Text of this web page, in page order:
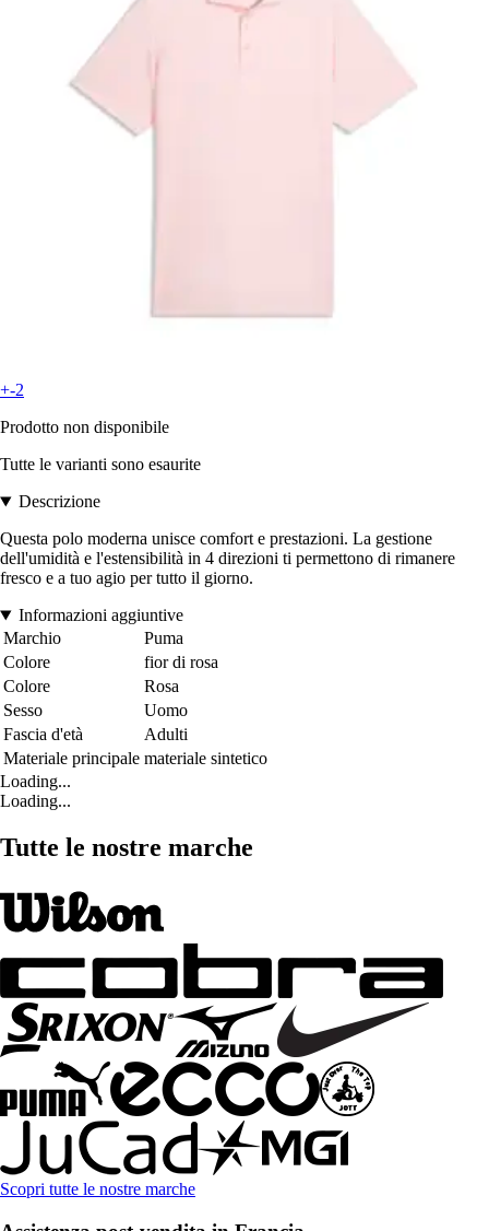
+-2
Prodotto non disponibile
Tutte le varianti sono esaurite
Descrizione
Questa polo moderna unisce comfort e prestazioni. La gestione
dell'umidità e l'estensibilità in 4 direzioni ti permettono di rimanere
fresco e a tuo agio per tutto il giorno.
Informazioni aggiuntive
Marchio
Puma
Colore
fior di rosa
Colore
Rosa
Sesso
Uomo
Fascia d'età
Adulti
Materiale principale materiale sintetico
Loading...
Loading...
Tutte le nostre marche
Scopri tutte le nostre marche